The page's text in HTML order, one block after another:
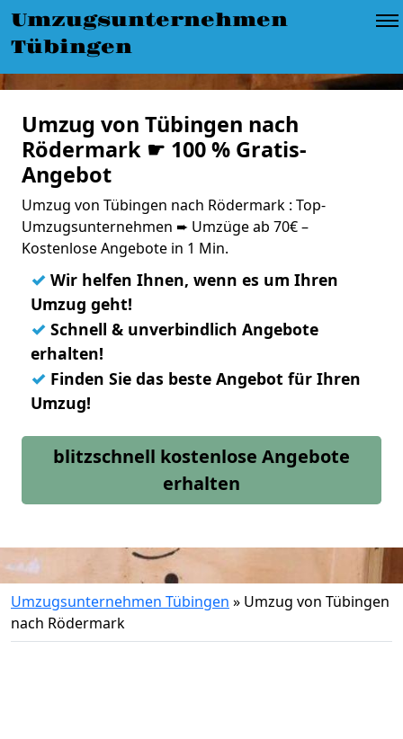
Umzugsunternehmen
Tübingen
Umzug von Tübingen nach
Rödermark ☛ 100 % Gratis-
Angebot
Umzug von Tübingen nach Rödermark : Top-
Umzugsunternehmen ➨ Umzüge ab 70€ –
Kostenlose Angebote in 1 Min.
✓ Wir helfen Ihnen, wenn es um Ihren
Umzug geht!
✓ Schnell & unverbindlich Angebote
erhalten!
✓ Finden Sie das beste Angebot für Ihren
Umzug!
blitzschnell kostenlose Angebote
erhalten
Umzugsunternehmen Tübingen » Umzug von Tübingen
nach Rödermark